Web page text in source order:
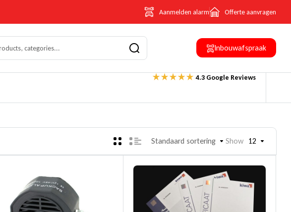
Aanmelden alarm Offerte aanvragen
Inbouwafspraak
4.3 Google Reviews
Standaard sortering Show 12